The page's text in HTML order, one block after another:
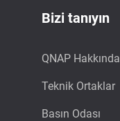
Bizi tanıyın
QNAP Hakkında
Teknik Ortaklar
Basın Odası